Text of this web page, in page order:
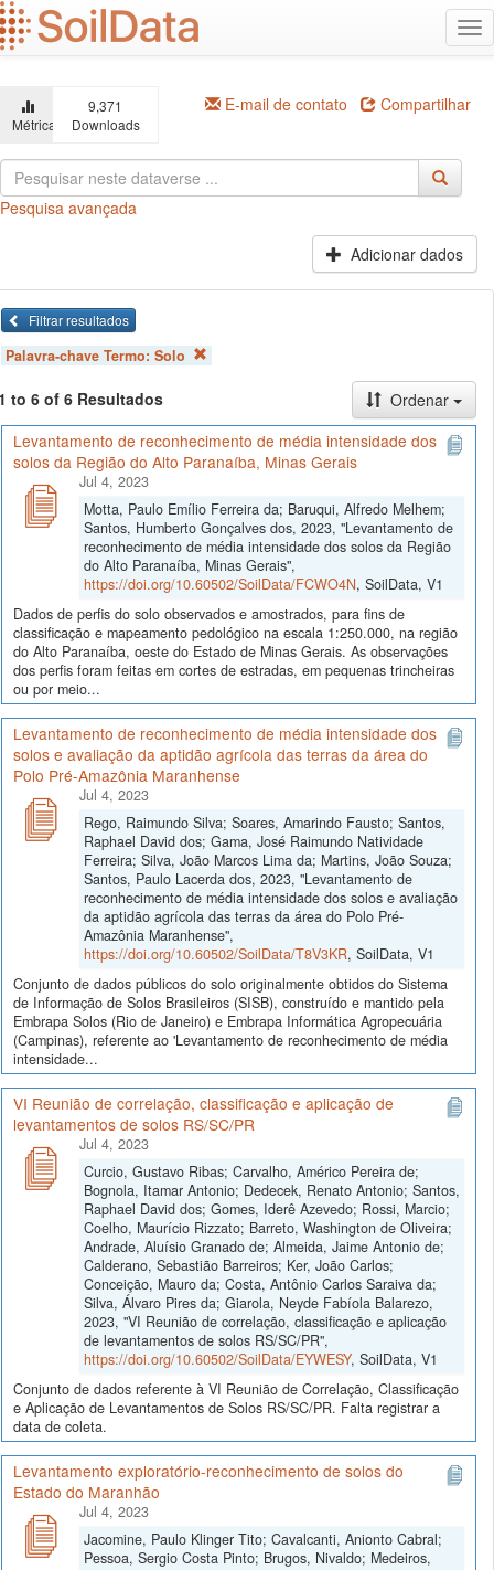
Ir
para
o
principal
Métricas
9,371
Downloads
E-mail de contato Compartilhar
Pesquisa avançada
Adicionar dados
Filtrar resultados
Palavra-chave Termo: Solo
to 6 of 6 Resultados
Ordenar
Levantamento de reconhecimento de média intensidade dos
solos da Região do Alto Paranaíba, Minas Gerais
Jul 4, 2023
Motta, Paulo Emílio Ferreira da; Baruqui, Alfredo Melhem;
Santos, Humberto Gonçalves dos, 2023, "Levantamento de
reconhecimento de média intensidade dos solos da Região
do Alto Paranaíba, Minas Gerais",
https://doi.org/10.60502/SoilData/FCWO4N, SoilData, V1
Dados de perfis do solo observados e amostrados, para fins de
classificação e mapeamento pedológico na escala 1:250.000, na região
do Alto Paranaíba, oeste do Estado de Minas Gerais. As observações
dos perfis foram feitas em cortes de estradas, em pequenas trincheiras
ou por meio...
Levantamento de reconhecimento de média intensidade dos
solos e avaliação da aptidão agrícola das terras da área do
Polo Pré-Amazônia Maranhense
Jul 4, 2023
Rego, Raimundo Silva; Soares, Amarindo Fausto; Santos,
Raphael David dos; Gama, José Raimundo Natividade
Ferreira; Silva, João Marcos Lima da; Martins, João Souza;
Santos, Paulo Lacerda dos, 2023, "Levantamento de
reconhecimento de média intensidade dos solos e avaliação
da aptidão agrícola das terras da área do Polo Pré-
Amazônia Maranhense",
https://doi.org/10.60502/SoilData/T8V3KR, SoilData, V1
Conjunto de dados públicos do solo originalmente obtidos do Sistema
de Informação de Solos Brasileiros (SISB), construído e mantido pela
Embrapa Solos (Rio de Janeiro) e Embrapa Informática Agropecuária
(Campinas), referente ao 'Levantamento de reconhecimento de média
intensidade...
VI Reunião de correlação, classificação e aplicação de
levantamentos de solos RS/SC/PR
Jul 4, 2023
Curcio, Gustavo Ribas; Carvalho, Américo Pereira de;
Bognola, Itamar Antonio; Dedecek, Renato Antonio; Santos,
Raphael David dos; Gomes, Iderê Azevedo; Rossi, Marcio;
Coelho, Maurício Rizzato; Barreto, Washington de Oliveira;
Andrade, Aluísio Granado de; Almeida, Jaime Antonio de;
Calderano, Sebastião Barreiros; Ker, João Carlos;
Conceição, Mauro da; Costa, Antônio Carlos Saraiva da;
Silva, Álvaro Pires da; Giarola, Neyde Fabíola Balarezo,
2023, "VI Reunião de correlação, classificação e aplicação
de levantamentos de solos RS/SC/PR",
https://doi.org/10.60502/SoilData/EYWESY, SoilData, V1
Conjunto de dados referente à VI Reunião de Correlação, Classificação
e Aplicação de Levantamentos de Solos RS/SC/PR. Falta registrar a
data de coleta.
Levantamento exploratório-reconhecimento de solos do
Estado do Maranhão
Jul 4, 2023
Jacomine, Paulo Klinger Tito; Cavalcanti, Anionto Cabral;
Pessoa, Sergio Costa Pinto; Brugos, Nivaldo; Medeiros,